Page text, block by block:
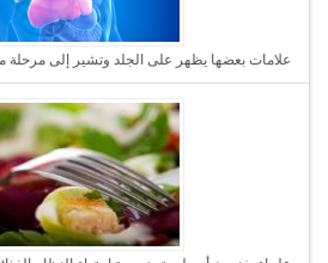
علامات بعضها يظهر على الجلد وتشير إلى مرحلة